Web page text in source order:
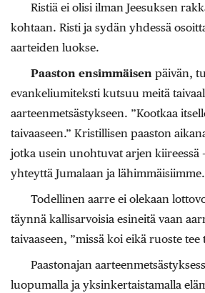
Ristiä ei olisi ilman Jeesuksen
kohtaan. Risti ja sydän yhdessä
aarteiden luokse.
Paaston ensimmäisen päivän,
evankeliumiteksti kutsuu meitä
aarteenmetsästykseen. ”Kootkaa
taivaaseen.” Kristillisen paaston
jotka usein unohtuvat arjen kiireessä
yhteyttä Jumalaan ja lähimmäisiimme.
Todellinen aarre ei olekaan
täynnä kallisarvoisia esineitä vaan
taivaaseen, ”missä koi eikä ruoste tee
Paastonajan
luopumalla ja yksinkertaistamalla